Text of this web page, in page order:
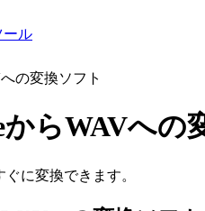
ール
の変換ソフト
らWAVへの
に変換できます。